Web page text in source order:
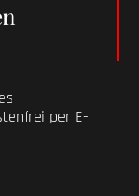
per E-